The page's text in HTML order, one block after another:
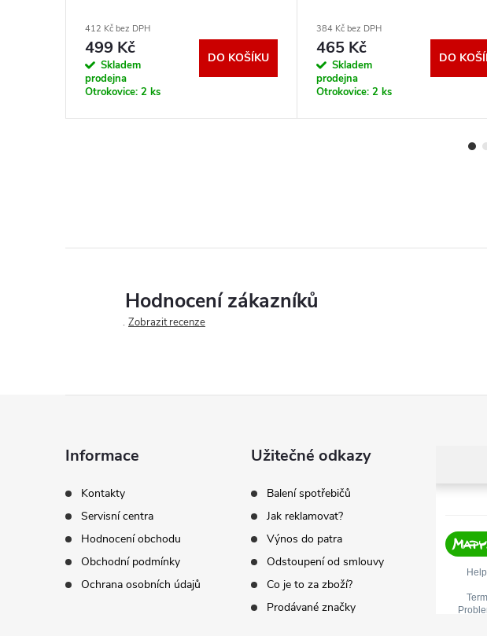
412 Kč bez DPH
499 Kč
Skladem
prodejna
Otrokovice: 2 ks
DO KOŠÍKU
384 Kč bez DPH
465 Kč
Skladem
prodejna
Otrokovice: 2 ks
DO
Hodnocení zákazníků
Zobrazit recenze
Informace
Kontakty
Servisní centra
Hodnocení obchodu
Obchodní podmínky
Ochrana osobních údajů
Užitečné odkazy
Balení spotřebičů
Jak reklamovat?
Výnos do patra
Odstoupení od smlouvy
Co je to za zboží?
Prodávané značky